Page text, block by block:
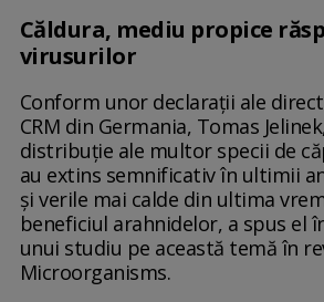
Căldura, mediu propice
virusurilor
Conform unor declarații ale
CRM din Germania, Tomas
distribuţie ale multor specii de
au extins semnificativ în ultimii
şi verile mai calde din ultima
beneficiul arahnidelor, a spus el
unui studiu pe această temă în
Microorganisms.